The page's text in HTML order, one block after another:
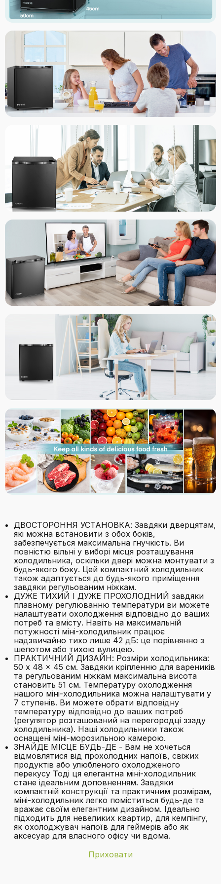
ДВОСТОРОННЯ УСТАНОВКА: Завдяки дверцятам,
які можна встановити з обох боків,
забезпечується максимальна гнучкість. Ви
повністю вільні у виборі місця розташування
холодильника, оскільки двері можна монтувати з
будь-якого боку. Цей компактний холодильник
також адаптується до будь-якого приміщення
завдяки регульованим ніжкам.
ДУЖЕ ТИХИЙ І ДУЖЕ ПРОХОЛОДНИЙ завдяки
плавному регулюванню температури ви можете
налаштувати охолодження відповідно до ваших
потреб та вмісту. Навіть на максимальній
потужності міні-холодильник працює
надзвичайно тихо лише 42 дБ: це порівнянно з
шепотом або тихою вулицею.
ПРАКТИЧНИЙ ДИЗАЙН: Розміри холодильника:
50 x 48 x 45 см. Завдяки кріпленню для вареників
та регульованим ніжкам максимальна висота
становить 51 см. Температуру охолодження
нашого міні-холодильника можна налаштувати у
7 ступенів. Ви можете обрати відповідну
температуру відповідно до ваших потреб
(регулятор розташований на перегородці ззаду
холодильника). Наші холодильники також
оснащені міні-морозильною камерою.
ЗНАЙДЕ МІСЦЕ БУДЬ-ДЕ - Вам не хочеться
відмовлятися від прохолодних напоїв, свіжих
продуктів або улюбленого охолодженого
перекусу Тоді ця елегантна міні-холодильник
стане ідеальним доповненням. Завдяки
компактній конструкції та практичним розмірам,
міні-холодильник легко поміститься будь-де та
вражає своїм елегантним дизайном. Ідеально
підходить для невеликих квартир, для кемпінгу,
як охолоджувач напоїв для геймерів або як
аксесуар для власного офісу чи вдома.
Приховати